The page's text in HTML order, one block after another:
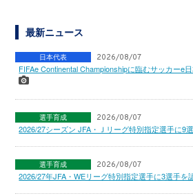
最新ニュース
日本代表 2026/08/07
FIFAe Continental Championshipに臨むサッカーe
選手育成 2026/08/07
2026/27シーズン JFA・Ｊリーグ特別指定選手に9
選手育成 2026/08/07
2026/27年JFA・WEリーグ特別指定選手に3選手を